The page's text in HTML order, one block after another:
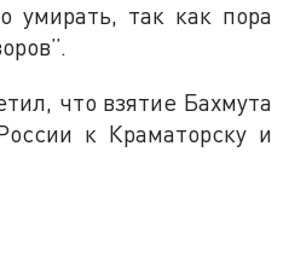
умирать, так как пора
что взятие Бахмута
к Краматорску и